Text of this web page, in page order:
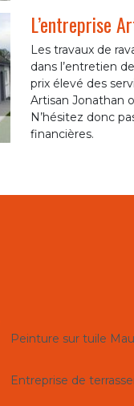
L’entreprise
Les travaux de
dans l’entretien
prix élevé des
Artisan Jonathan
N’hésitez donc
financières.
Peinture sur tuile
Entreprise de